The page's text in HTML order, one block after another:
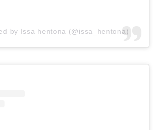
by Issa hentona (@issa_hentona)